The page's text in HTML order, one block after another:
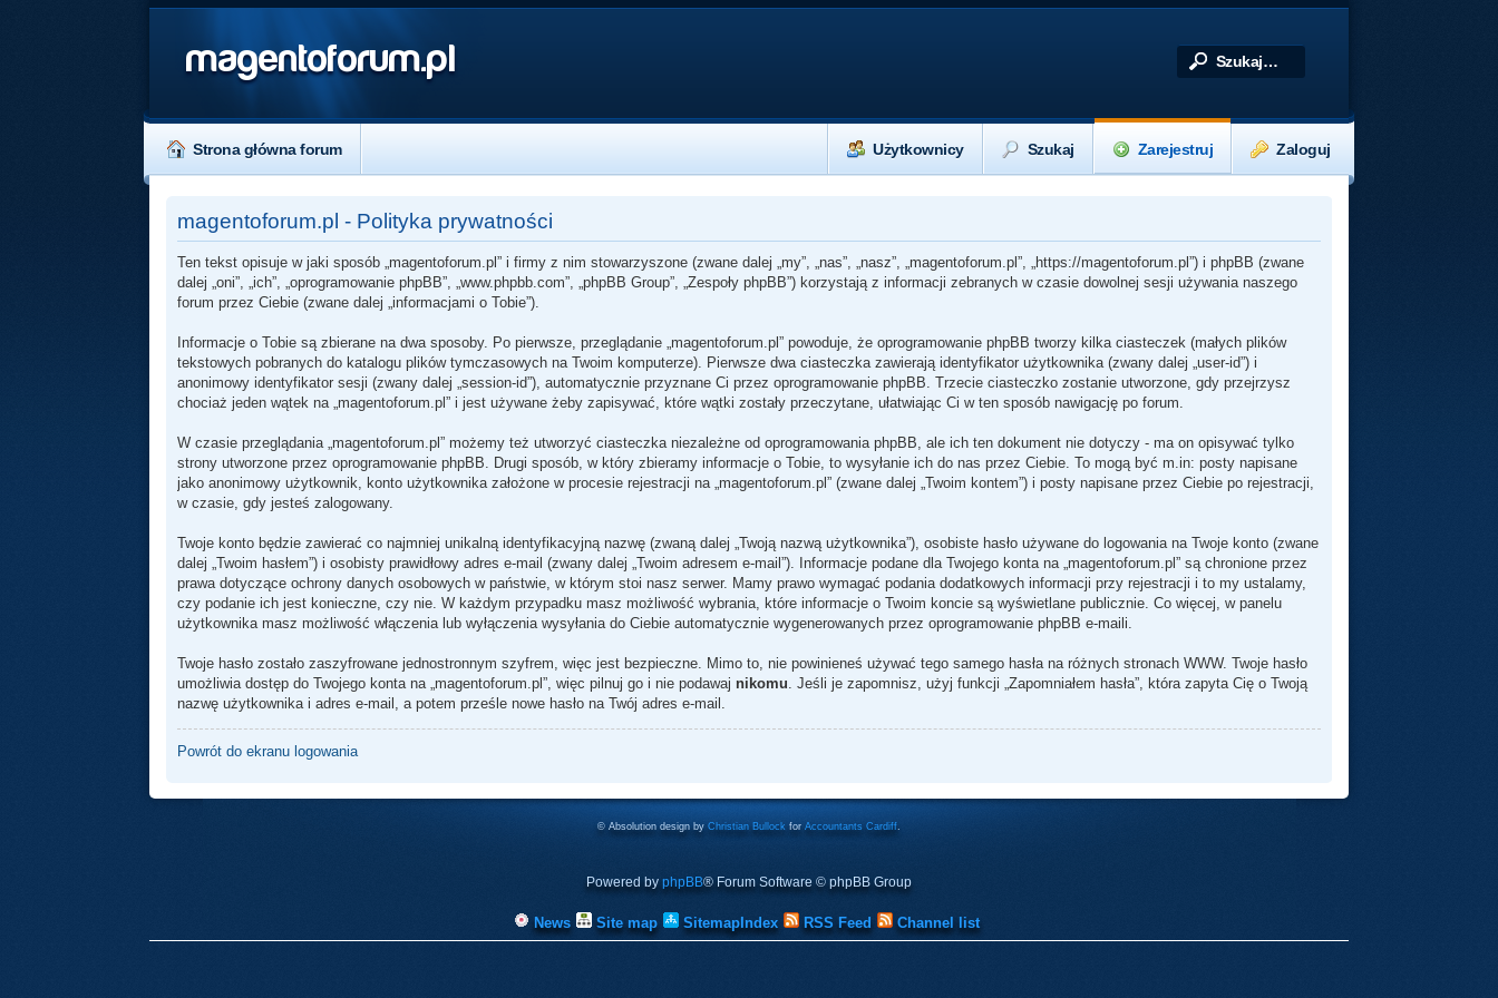
magentoforum.pl
Strona główna forum Zaloguj
Zarejestruj
Szukaj
Użytkownicy
magentoforum.pl - Polityka prywatności
Ten tekst opisuje w jaki sposób „magentoforum.pl” i firmy z nim stowarzyszone (zwane dalej „my”, „nas”, „nasz”, „magentoforum.pl”, „https://magentoforum.pl”) i phpBB (zwane
dalej „oni”, „ich”, „oprogramowanie phpBB”, „www.phpbb.com”, „phpBB Group”, „Zespoły phpBB”) korzystają z informacji zebranych w czasie dowolnej sesji używania naszego
forum przez Ciebie (zwane dalej „informacjami o Tobie”).
Informacje o Tobie są zbierane na dwa sposoby. Po pierwsze, przeglądanie „magentoforum.pl” powoduje, że oprogramowanie phpBB tworzy kilka ciasteczek (małych plików
tekstowych pobranych do katalogu plików tymczasowych na Twoim komputerze). Pierwsze dwa ciasteczka zawierają identyfikator użytkownika (zwany dalej „user-id”) i
anonimowy identyfikator sesji (zwany dalej „session-id”), automatycznie przyznane Ci przez oprogramowanie phpBB. Trzecie ciasteczko zostanie utworzone, gdy przejrzysz
chociaż jeden wątek na „magentoforum.pl” i jest używane żeby zapisywać, które wątki zostały przeczytane, ułatwiając Ci w ten sposób nawigację po forum.
W czasie przeglądania „magentoforum.pl” możemy też utworzyć ciasteczka niezależne od oprogramowania phpBB, ale ich ten dokument nie dotyczy - ma on opisywać tylko
strony utworzone przez oprogramowanie phpBB. Drugi sposób, w który zbieramy informacje o Tobie, to wysyłanie ich do nas przez Ciebie. To mogą być m.in: posty napisane
jako anonimowy użytkownik, konto użytkownika założone w procesie rejestracji na „magentoforum.pl” (zwane dalej „Twoim kontem”) i posty napisane przez Ciebie po rejestracji,
w czasie, gdy jesteś zalogowany.
Twoje konto będzie zawierać co najmniej unikalną identyfikacyjną nazwę (zwaną dalej „Twoją nazwą użytkownika”), osobiste hasło używane do logowania na Twoje konto (zwane
dalej „Twoim hasłem”) i osobisty prawidłowy adres e-mail (zwany dalej „Twoim adresem e-mail”). Informacje podane dla Twojego konta na „magentoforum.pl” są chronione przez
prawa dotyczące ochrony danych osobowych w państwie, w którym stoi nasz serwer. Mamy prawo wymagać podania dodatkowych informacji przy rejestracji i to my ustalamy,
czy podanie ich jest konieczne, czy nie. W każdym przypadku masz możliwość wybrania, które informacje o Twoim koncie są wyświetlane publicznie. Co więcej, w panelu
użytkownika masz możliwość włączenia lub wyłączenia wysyłania do Ciebie automatycznie wygenerowanych przez oprogramowanie phpBB e-maili.
Twoje hasło zostało zaszyfrowane jednostronnym szyfrem, więc jest bezpieczne. Mimo to, nie powinieneś używać tego samego hasła na różnych stronach WWW. Twoje hasło
umożliwia dostęp do Twojego konta na „magentoforum.pl”, więc pilnuj go i nie podawajnikomu . Jeśli je zapomnisz, użyj funkcji „Zapomniałem hasła”, która zapyta Cię o Twoją
nazwę użytkownika i adres e-mail, a potem prześle nowe hasło na Twój adres e-mail.
Powrót do ekranu logowania
© Absolution design by Christian Bullock forAccountants Cardiff.
Powered by phpBB® Forum Software © phpBB Group
News Site map SitemapIndex RSS Feed Channel list